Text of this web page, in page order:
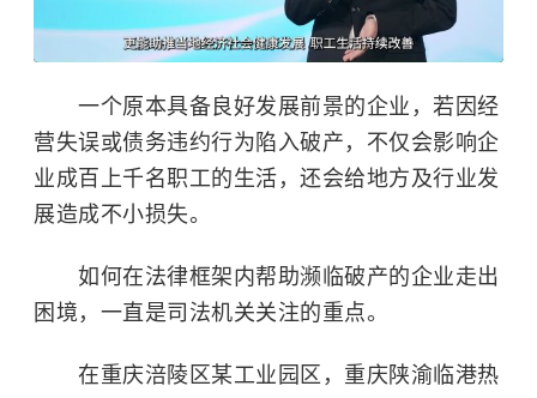
一个原本具备良好发展前景的企业，若因经
营失误或债务违约行为陷入破产，不仅会影响企
业成百上千名职工的生活，还会给地方及行业发
展造成不小损失。
如何在法律框架内帮助濒临破产的企业走出
困境，一直是司法机关关注的重点。
在重庆涪陵区某工业园区，重庆陕渝临港热